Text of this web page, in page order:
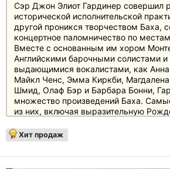
Сэр Джон Элиот Гардинер совершил
исторической исполнительской
другой проникся творчеством Баха,
концертное паломничество по
Вместе с основанным им хором
Английскими барочными солистами и
выдающимися вокалистами, как
Майкл Ченс, Эмма Киркби,
Шмид, Олаф Бэр и Барбара Бонни,
множество произведений Баха.
из них, включая выразительную
Матфею", "Страсти по святому
минор и большой выбор кантат и
Хит продаж